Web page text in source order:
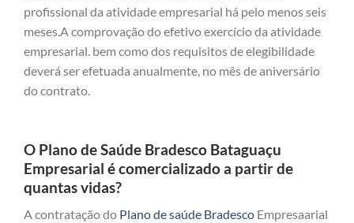
profissional da atividade empresarial há pelo menos seis
meses.A comprovação do efetivo exercício da atividade
empresarial. bem como dos requisitos de elegibilidade
deverá ser efetuada anualmente, no mês de aniversário
do contrato.
O Plano de Saúde Bradesco Bataguaçu
Empresarial é comercializado a partir de
quantas vidas?
A contratação do Plano de saúde Bradesco Empresaarial